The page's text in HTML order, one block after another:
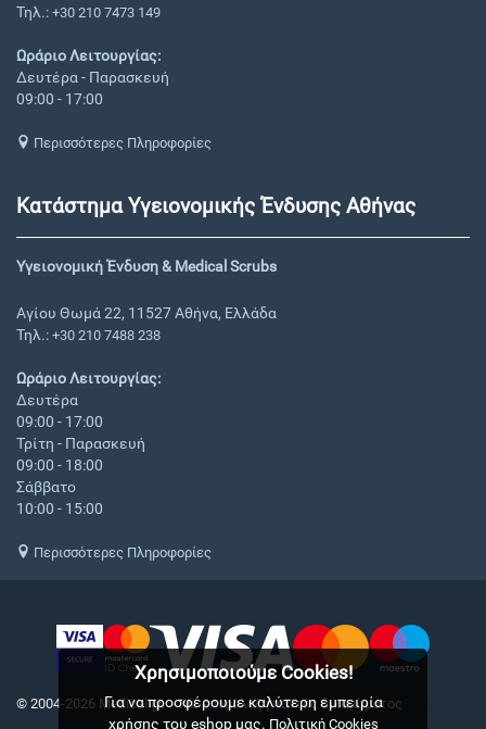
Τηλ.: +30 210 7473 149
Ωράριο Λειτουργίας:
Δευτέρα - Παρασκευή
09:00 - 17:00
Περισσότερες Πληροφορίες
Κατάστημα Υγειονομικής Ένδυσης Αθήνας
Υγειονομική Ένδυση & Medical Scrubs
Αγίου Θωμά 22, 11527 Αθήνα, Ελλάδα
Τηλ.: +30 210 7488 238
Ωράριο Λειτουργίας:
Δευτέρα
09:00 - 17:00
Τρίτη - Παρασκευή
09:00 - 18:00
Σάββατο
10:00 - 15:00
Περισσότερες Πληροφορίες
© 2004-2026 Medical.gr. - Με επιφύλαξη παντός δικαιώματος
Χρησιμοποιούμε Cookies!
Για να προσφέρουμε καλύτερη εμπειρία
χρήσης του eshop μας. Πολιτική Cookies